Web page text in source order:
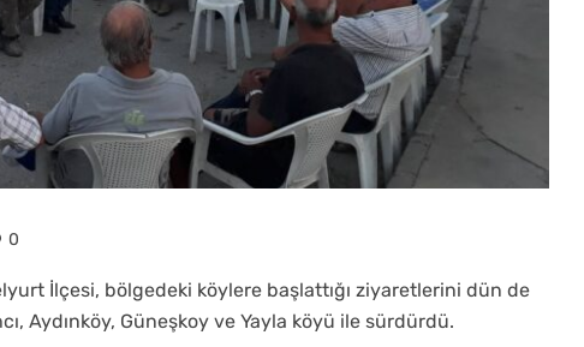
0
İlçesi, bölgedeki köylere başlattığı ziyaretlerini dün de
Aydınköy, Güneşkoy ve Yayla köyü ile sürdürdü.